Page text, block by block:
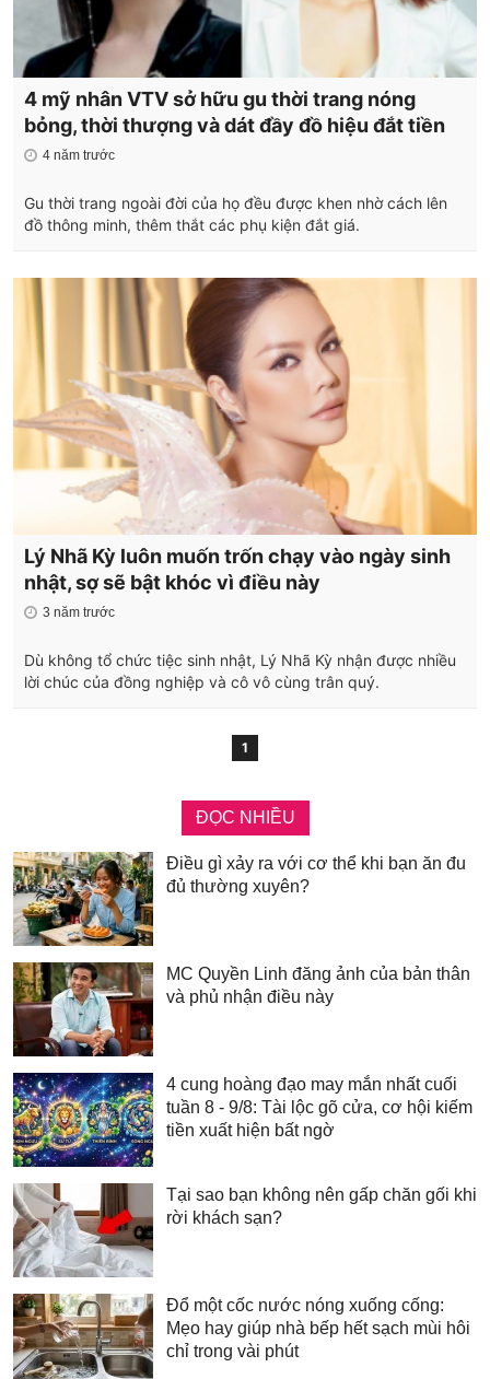
4 mỹ nhân VTV sở hữu gu thời trang nóng
bỏng, thời thượng và dát đầy đồ hiệu đắt tiền
4 năm trước
Gu thời trang ngoài đời của họ đều được khen nhờ cách lên
đồ thông minh, thêm thắt các phụ kiện đắt giá.
Lý Nhã Kỳ luôn muốn trốn chạy vào ngày sinh
nhật, sợ sẽ bật khóc vì điều này
3 năm trước
Dù không tổ chức tiệc sinh nhật, Lý Nhã Kỳ nhận được nhiều
lời chúc của đồng nghiệp và cô vô cùng trân quý.
1
ĐỌC NHIỀU
Điều gì xảy ra với cơ thể khi bạn ăn đu
đủ thường xuyên?
MC Quyền Linh đăng ảnh của bản thân
và phủ nhận điều này
4 cung hoàng đạo may mắn nhất cuối
tuần 8 - 9/8: Tài lộc gõ cửa, cơ hội kiếm
tiền xuất hiện bất ngờ
Tại sao bạn không nên gấp chăn gối khi
rời khách sạn?
Đổ một cốc nước nóng xuống cống:
Mẹo hay giúp nhà bếp hết sạch mùi hôi
chỉ trong vài phút